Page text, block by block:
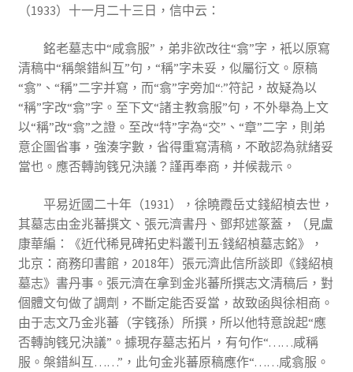
（1933）十一月二十三日，信中云：
銘老墓志中“咸翕服”，弟非欲改往“翕”字，衹以原寫
清稿中“稱槃錯糾互”句，“稱”字未妥，似屬衍文。原稿
“翕”、“稱”二字并寫，而“翕”字旁加“:”符記，故疑為以
“稱”字改“翕”字。至下文“諸主教翕服”句，不外舉為上文
以“稱”改“翕”之證。至改“特”字為“交”、“章”二字，則弟
意企圖省事，強湊字數，省得重寫清稿，不敢認為就緒妥
當也。應否轉詢篯兄決議？謹再奉商，并候裁示。
平易近國二十年（1931），徐曉霞岳丈錢紹楨去世，
其墓志由金兆蕃撰文、張元濟書丹、鄧邦述篆蓋，（見盧
康華編：《近代稀見碑拓史料叢刊五·錢紹楨墓志銘》，
北京：商務印書館，2018年）張元濟此信所談即《錢紹楨
墓志》書丹事。張元濟在拿到金兆蕃所撰志文清稿后，對
個體文句做了調劑，不斷定能否妥當，故致函與徐相商。
由于志文乃金兆蕃（字篯孫）所撰，所以他特意說起“應
否轉詢篯兄決議”。據現存墓志拓片，有句作“……咸稱
服。槃錯糾互……”，此句金兆蕃原稿應作“……咸翕服。